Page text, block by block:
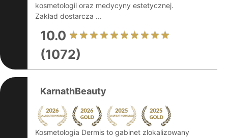
kosmetologii oraz medycyny estetycznej.
Zakład dostarcza ...
10.0
(1072)
KarnathBeauty
Kosmetologia Dermis to gabinet zlokalizowany